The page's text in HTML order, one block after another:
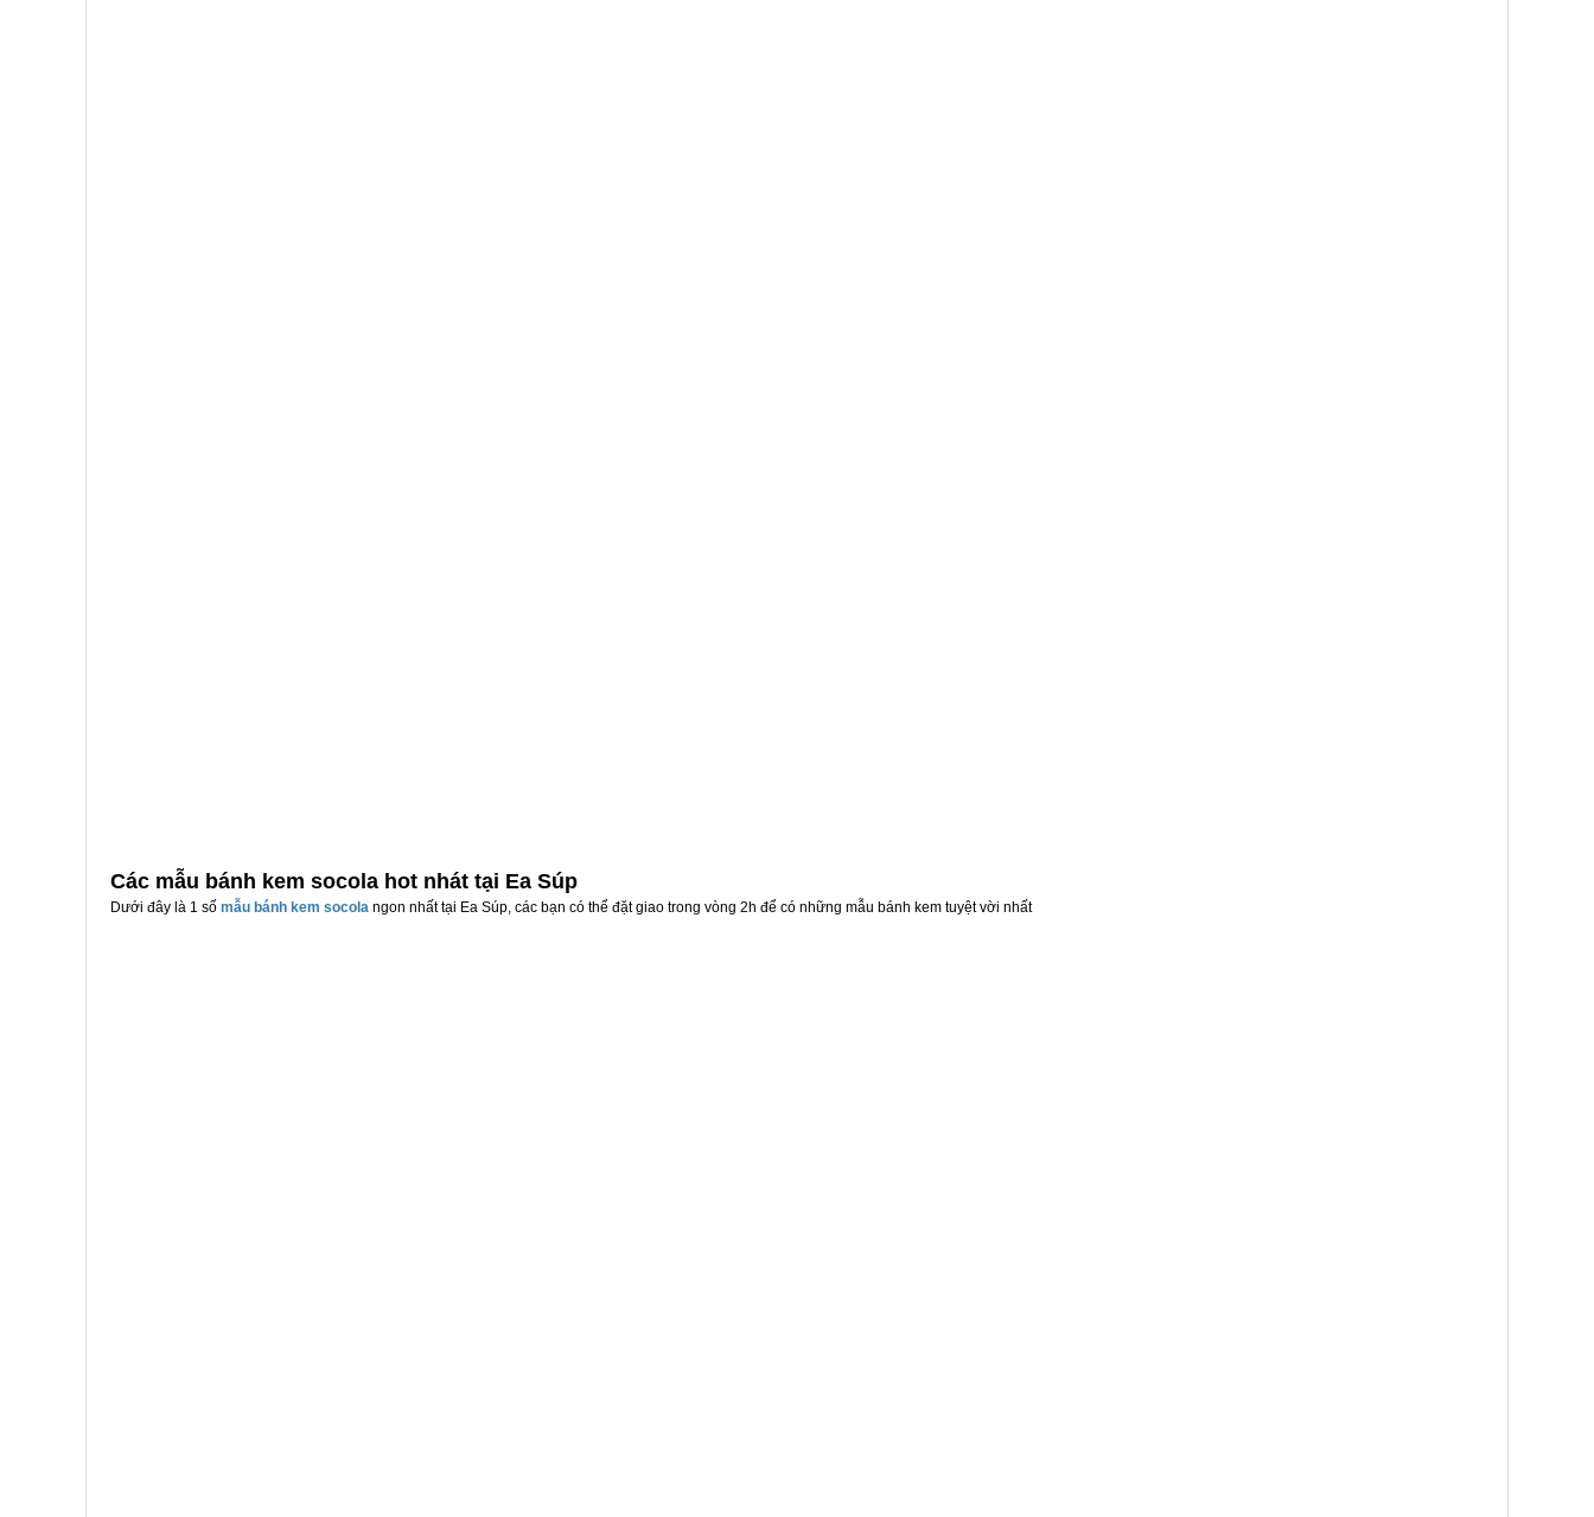
Các mẫu bánh kem socola hot nhát tại Ea Súp
Dưới đây là 1 số mẫu bánh kem socola ngon nhất tại Ea Súp, các bạn có thể đặt giao trong vòng 2h để có những mẫu bánh kem tuyệt vời nhất